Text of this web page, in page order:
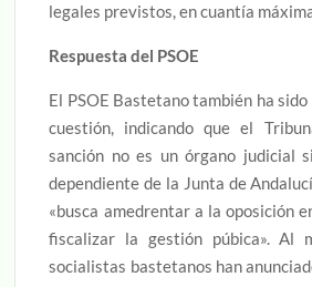
legales previstos, en cuantía
Respuesta del PSOE
El PSOE Bastetano también ha
cuestión, indicando que el
sanción no es un órgano judicial
dependiente de la Junta de
«busca amedrentar a la oposición
fiscalizar la gestión púbica». Al
socialistas bastetanos han